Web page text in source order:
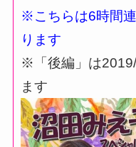
※こちらは6時間
ります
※「後編」は
ます